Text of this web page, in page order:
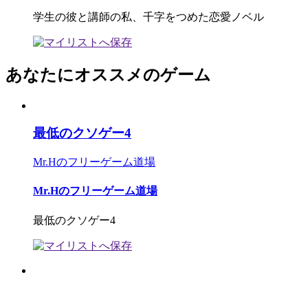
学生の彼と講師の私、千字をつめた恋愛ノベル
あなたにオススメのゲーム
最低のクソゲー4
Mr.Hのフリーゲーム道場
Mr.Hのフリーゲーム道場
最低のクソゲー4